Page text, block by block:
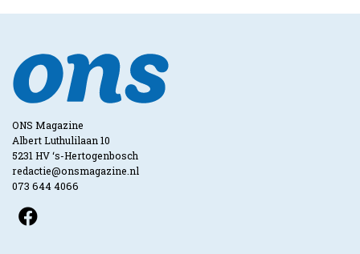
ONS Magazine
Albert Luthulilaan 10
5231 HV ‘s-Hertogenbosch
redactie@onsmagazine.nl
073 644 4066